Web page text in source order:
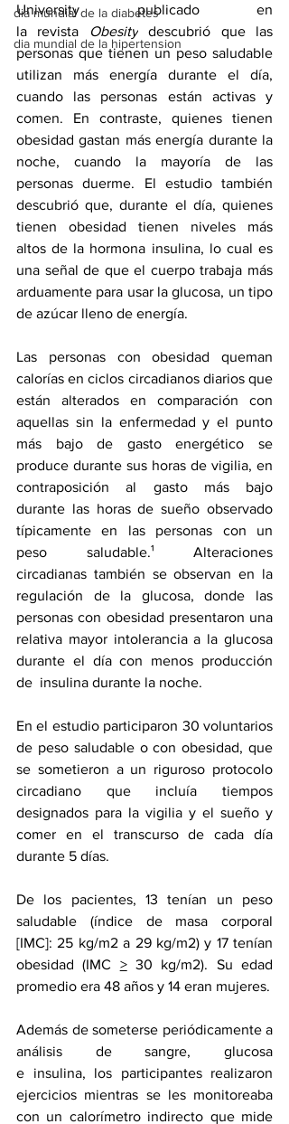
dia mundial de la diabetes
dia mundial de la hipertension
University publicado en
la revista Obesity descubrió que las
personas que tienen un peso saludable
utilizan más energía durante el día,
cuando las personas están activas y
comen. En contraste, quienes tienen
obesidad gastan más energía durante la
noche, cuando la mayoría de las
personas duerme. El estudio también
descubrió que, durante el día, quienes
tienen obesidad tienen niveles más
altos de la hormona insulina, lo cual es
una señal de que el cuerpo trabaja más
arduamente para usar la glucosa, un tipo
de azúcar lleno de energía.
Las personas con obesidad queman
calorías en ciclos circadianos diarios que
están alterados en comparación con
aquellas sin la enfermedad y el punto
más bajo de gasto energético se
produce durante sus horas de vigilia, en
contraposición al gasto más bajo
durante las horas de sueño observado
típicamente en las personas con un
peso saludable.¹ Alteraciones
circadianas también se observan en la
regulación de la glucosa, donde las
personas con obesidad presentaron una
relativa mayor intolerancia a la glucosa
durante el día con menos producción
de  insulina durante la noche.
En el estudio participaron 30 voluntarios
de peso saludable o con obesidad, que
se sometieron a un riguroso protocolo
circadiano que incluía tiempos
designados para la vigilia y el sueño y
comer en el transcurso de cada día
durante 5 días.
De los pacientes, 13 tenían un peso
saludable (índice de masa corporal
[IMC]: 25 kg/m2 a 29 kg/m2) y 17 tenían
obesidad (IMC > 30 kg/m2). Su edad
promedio era 48 años y 14 eran mujeres.
Además de someterse periódicamente a
análisis de sangre, glucosa
e insulina, los participantes realizaron
ejercicios mientras se les monitoreaba
con un calorímetro indirecto que mide